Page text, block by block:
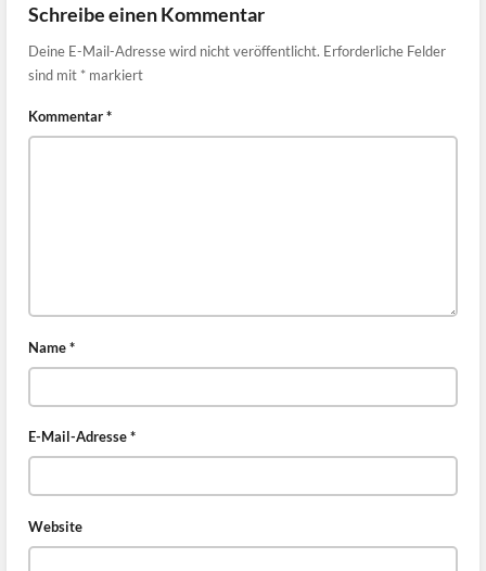
Schreibe einen Kommentar
Deine E-Mail-Adresse wird nicht veröffentlicht. Erforderliche Felder
sind mit * markiert
Kommentar*
Name*
E-Mail-Adresse*
Website